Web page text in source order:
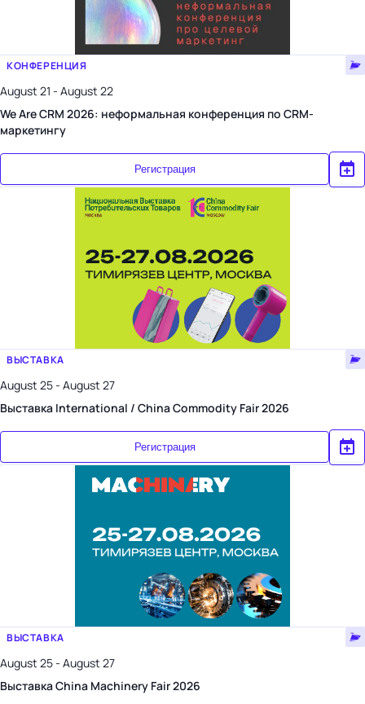
КОНФЕРЕНЦИЯ
August 21 - August 22
We Are CRM 2026: неформальная конференция по CRM-
маркетингу
Регистрация
ВЫСТАВКА
August 25 - August 27
Выставка International / China Commodity Fair 2026
Регистрация
ВЫСТАВКА
August 25 - August 27
Выставка China Machinery Fair 2026